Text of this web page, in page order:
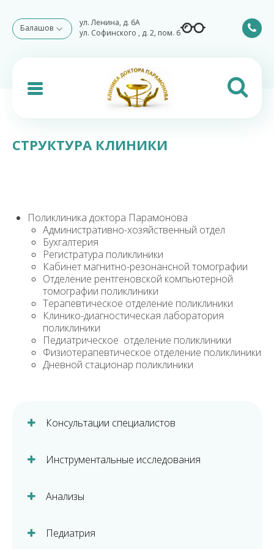
Балашов
ул. Ленина, д. 6А
ул. Софинского , д. 2, пом. 6
СТРУКТУРА КЛИНИКИ
Поликлиника доктора Парамонова
Административно-хозяйственный отдел
Бухгалтерия
Регистратура поликлиники
Кабинет магнитно-резонансной томографии
Отделение рентгеновской компьютерной
томографии поликлиники
Терапевтическое отделение поликлиники
Клинико-диагностическая лаборатория
поликлиники
Педиатрическое отделение поликлиники
Физиотерапевтическое отделение поликлиники
Дневной стационар поликлиники
Консультации специалистов
Инструментальные исследования
Анализы
Педиатрия